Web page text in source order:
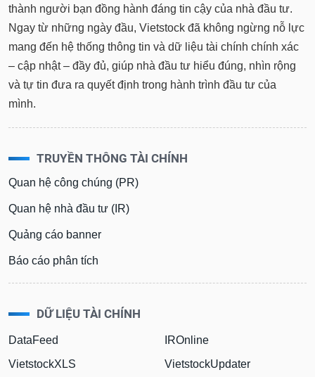
thành người bạn đồng hành đáng tin cậy của nhà đầu tư.
Ngay từ những ngày đầu, Vietstock đã không ngừng nỗ lực
mang đến hệ thống thông tin và dữ liệu tài chính chính xác
– cập nhật – đầy đủ, giúp nhà đầu tư hiểu đúng, nhìn rộng
và tự tin đưa ra quyết định trong hành trình đầu tư của
mình.
TRUYỀN THÔNG TÀI CHÍNH
Quan hệ công chúng (PR)
Quan hệ nhà đầu tư (IR)
Quảng cáo banner
Báo cáo phân tích
DỮ LIỆU TÀI CHÍNH
DataFeed
VietstockXLS
IROnline
VietstockUpdater